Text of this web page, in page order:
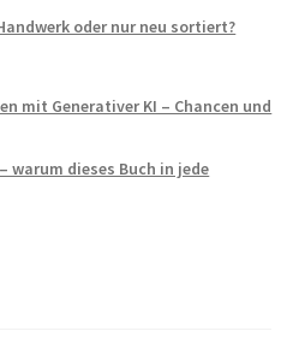
oder nur neu sortiert?
mit Generativer KI – Chancen und
warum dieses Buch in jede